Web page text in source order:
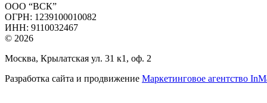
ООО “ВСК”
ОГРН: 1239100010082
ИНН: 9110032467
© 2026
Москва, Крылатская ул. 31 к1, оф. 2
Разработка сайта и продвижение Маркетинговое агентство